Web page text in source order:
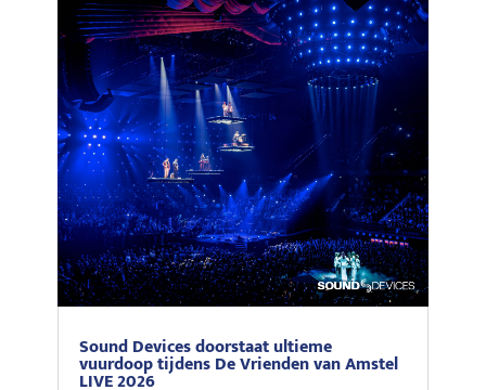
Sound Devices doorstaat ultieme
vuurdoop tijdens De Vrienden van Amstel
LIVE 2026